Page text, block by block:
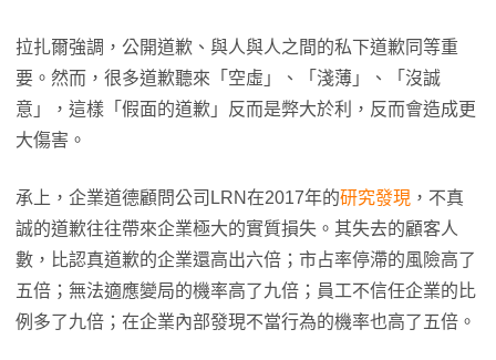
拉扎爾強調，公開道歉、與人與人之間的私下道歉同等重
要。然而，很多道歉聽來「空虛」、「淺薄」、「沒誠
意」，這樣「假面的道歉」反而是弊大於利，反而會造成更
大傷害。
承上，企業道德顧問公司LRN在2017年的研究發現 ，不真
誠的道歉往往帶來企業極大的實質損失。其失去的顧客人
數，比認真道歉的企業還高出六倍；市占率停滯的風險高了
五倍；無法適應變局的機率高了九倍；員工不信任企業的比
例多了九倍；在企業內部發現不當行為的機率也高了五倍。